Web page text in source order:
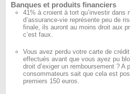
Banques et produits financiers
41% à croient à tort qu’investir dans
d’assurance-vie représente peu de
finale, ils auront au moins droit aux
c’est faux.
Vous avez perdu votre carte de
effectués avant que vous ayez pu
droit d’exiger un remboursement ? A
consommateurs sait que cela est
premiers 150 euros.